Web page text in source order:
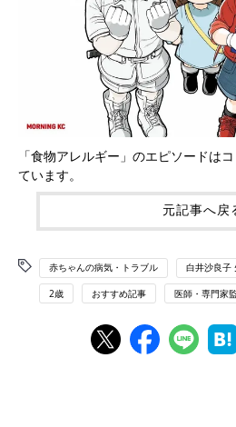
「食物アレルギー」のエピソードは
ています。
元記事へ戻
赤ちゃんの病気・トラブル 白井沙良子
2歳 おすすめ記事 医師・専門家